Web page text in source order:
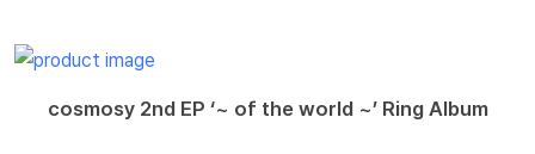
cosmosy 2nd EP ‘~ of the world ~’ Ring Album